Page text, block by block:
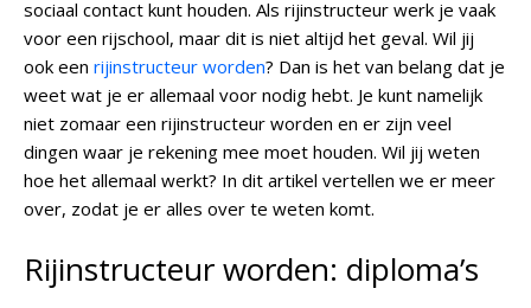
sociaal contact kunt houden. Als rijinstructeur werk je vaak
voor een rijschool, maar dit is niet altijd het geval. Wil jij
ook een rijinstructeur worden? Dan is het van belang dat je
weet wat je er allemaal voor nodig hebt. Je kunt namelijk
niet zomaar een rijinstructeur worden en er zijn veel
dingen waar je rekening mee moet houden. Wil jij weten
hoe het allemaal werkt? In dit artikel vertellen we er meer
over, zodat je er alles over te weten komt.
Rijinstructeur worden: diploma’s